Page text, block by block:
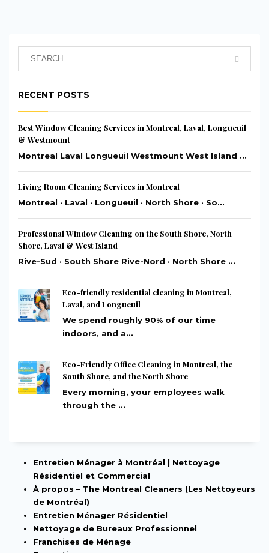
RECENT POSTS
Best Window Cleaning Services in Montreal, Laval, Longueuil
& Westmount
Montreal Laval Longueuil Westmount West Island ...
Living Room Cleaning Services in Montreal
Montreal · Laval · Longueuil · North Shore · So...
Professional Window Cleaning on the South Shore, North
Shore, Laval & West Island
Rive-Sud · South Shore Rive-Nord · North Shore ...
Eco-friendly residential cleaning in Montreal,
Laval, and Longueuil
We spend roughly 90% of our time
indoors, and a...
Eco-Friendly Office Cleaning in Montreal, the
South Shore, and the North Shore
Every morning, your employees walk
through the ...
Entretien Ménager à Montréal | Nettoyage
Résidentiel et Commercial
À propos – The Montreal Cleaners (Les Nettoyeurs
de Montréal)
Entretien Ménager Résidentiel
Nettoyage de Bureaux Professionnel
Franchises de Ménage